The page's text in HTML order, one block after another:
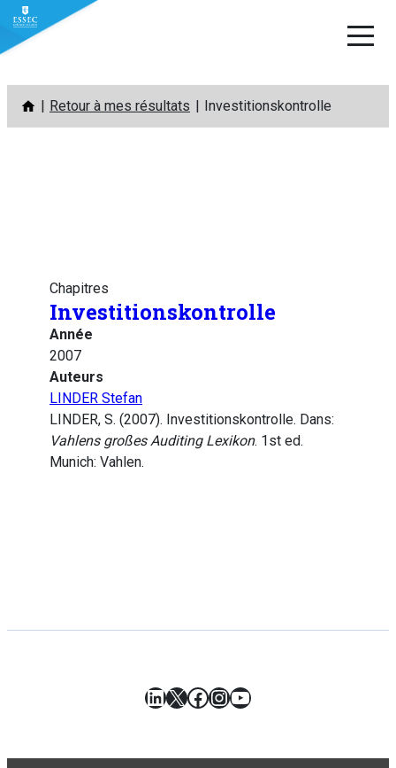
Aller
contenu
Retour à mes résultats Investitionskontrolle
Chapitres
Investitionskontrolle
Année
2007
Auteurs
LINDER Stefan
LINDER, S. (2007). Investitionskontrolle. Dans:
Vahlens großes Auditing Lexikon. 1st ed.
Munich: Vahlen.
LinkedIn
X Facebook
Instagram
YouTube